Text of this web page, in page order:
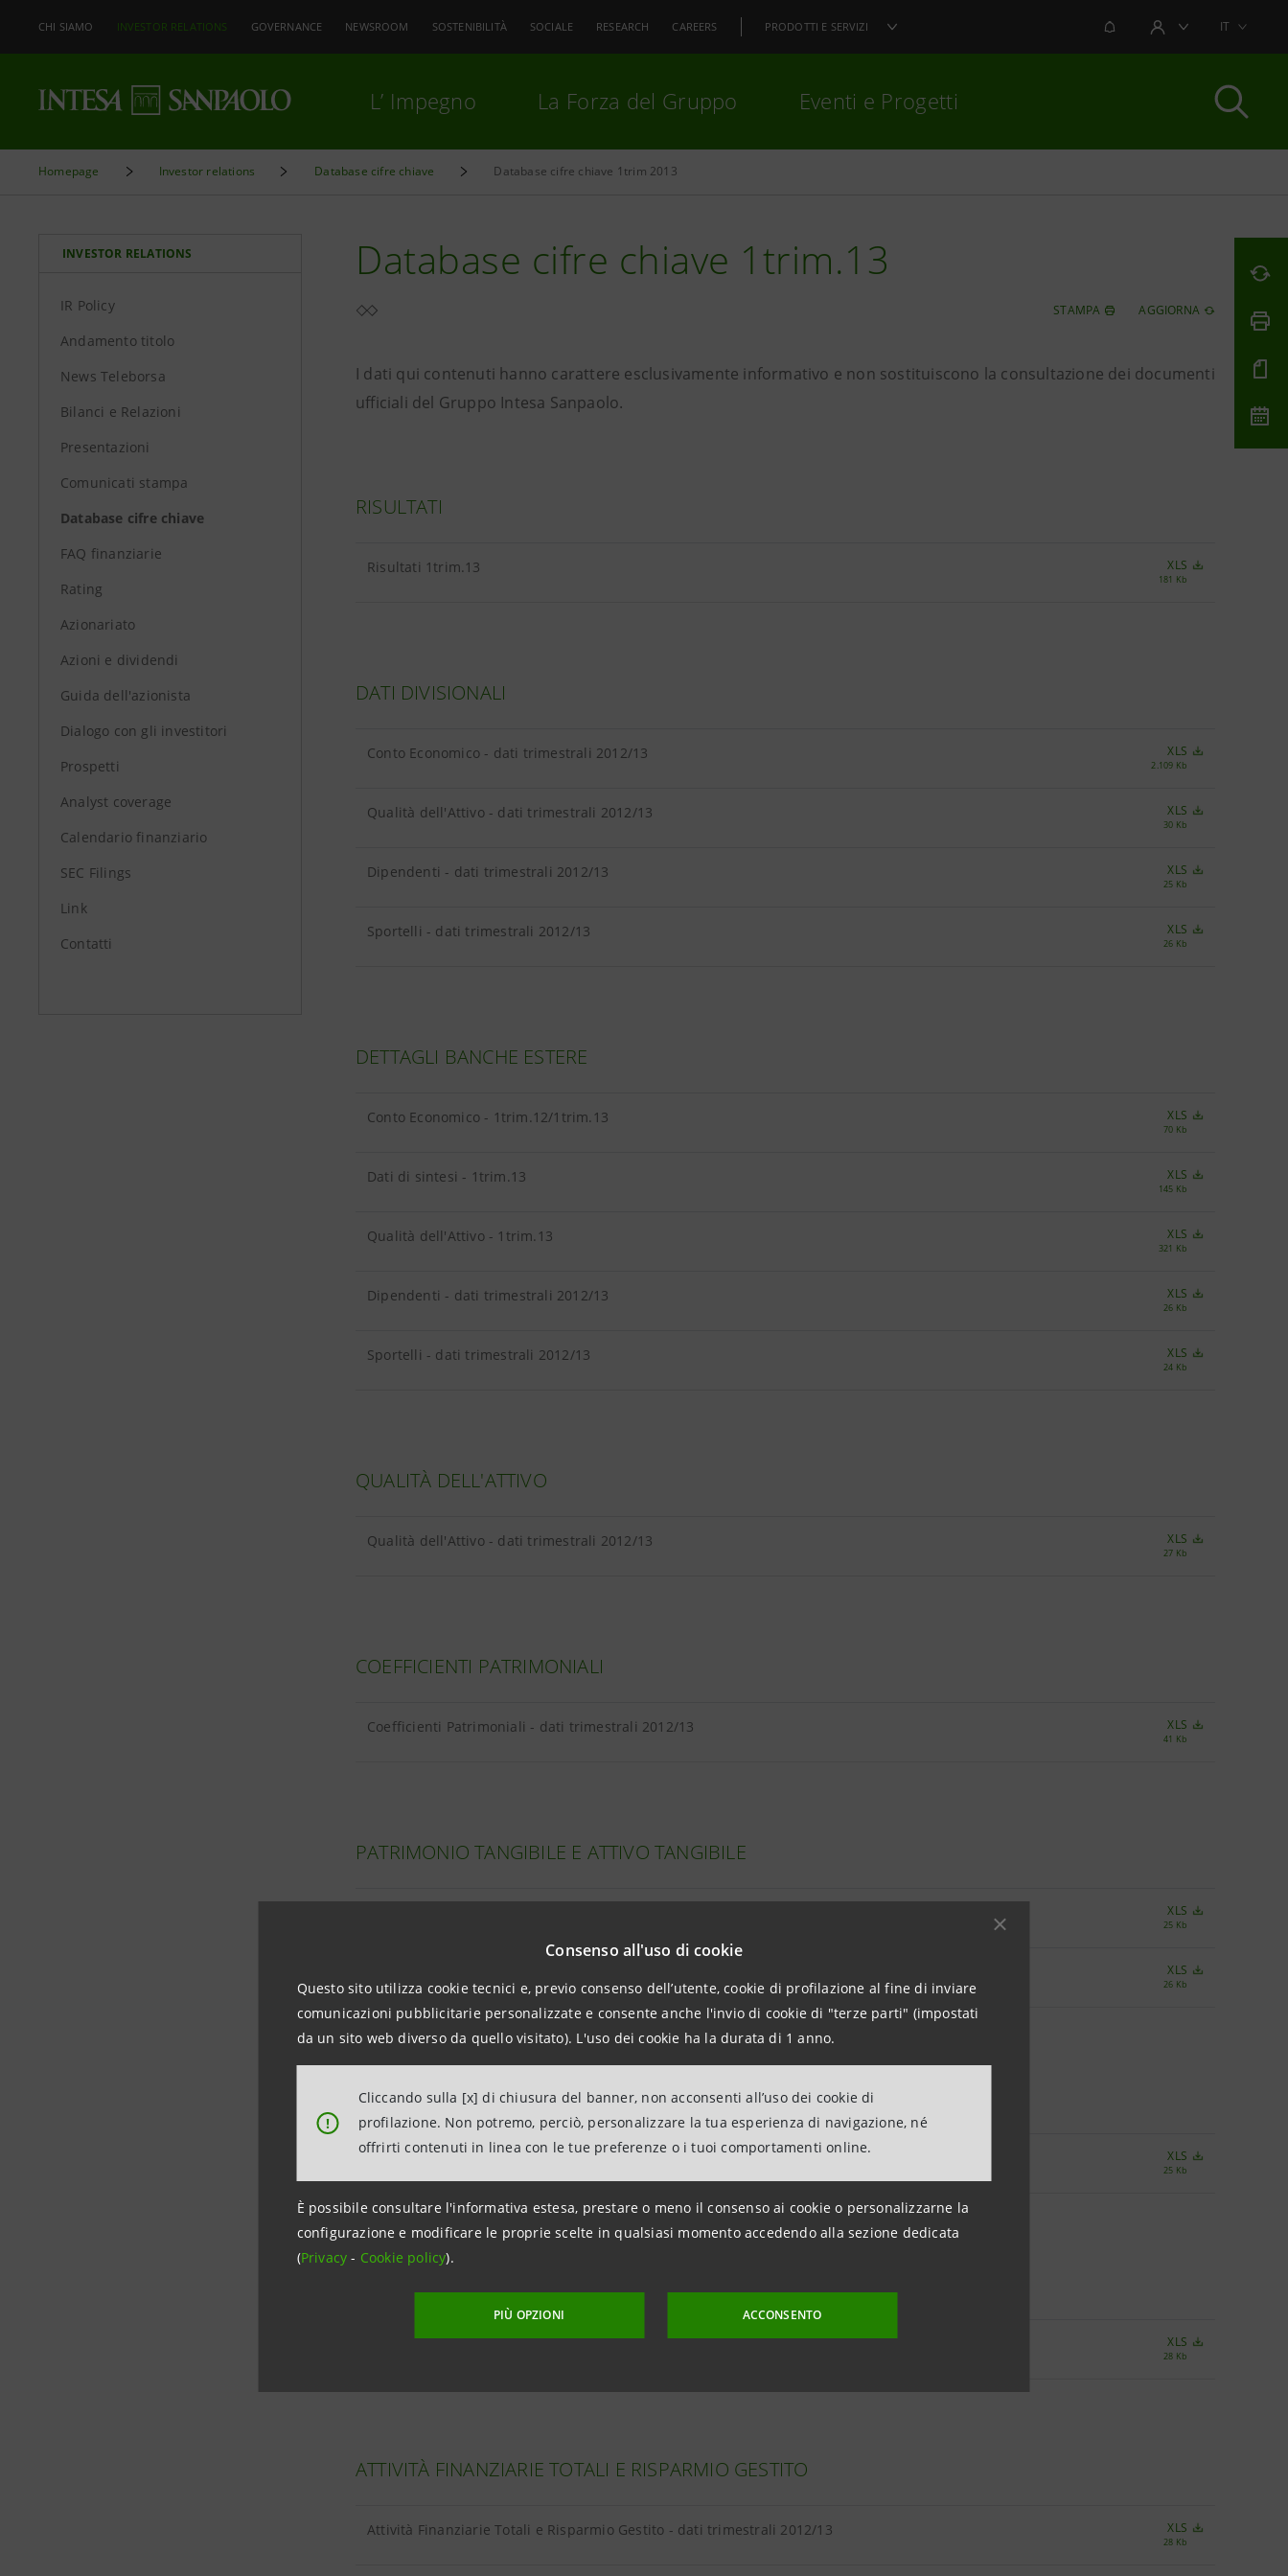
Consenso all'uso di cookie
Questo sito utilizza cookie tecnici e, previo consenso dell’utente, cookie di profilazione al fine di inviare
comunicazioni pubblicitarie personalizzate e consente anche l'invio di cookie di "terze parti" (impostati
da un sito web diverso da quello visitato). L'uso dei cookie ha la durata di 1 anno.
!
Cliccando sulla [x] di chiusura del banner, non acconsenti all’uso dei cookie di
profilazione. Non potremo, perciò, personalizzare la tua esperienza di navigazione, né
offrirti contenuti in linea con le tue preferenze o i tuoi comportamenti online.
È possibile consultare l'informativa estesa, prestare o meno il consenso ai cookie o personalizzarne la
configurazione e modificare le proprie scelte in qualsiasi momento accedendo alla sezione dedicata
(Privacy- Cookie policy).
PIÙ OPZIONI ACCONSENTO
CHI SIAMO INVESTOR RELATIONS GOVERNANCE NEWSROOM SOSTENIBILITÀ SOCIALE RESEARCH CAREERS PRODOTTI E SERVIZI NOTIFICHEAREA UTENTEIT
L’ Impegno La Forza del Gruppo Eventi e Progetti
Homepage Investor relations Database cifre chiave Database cifre chiave 1trim 2013
INVESTOR RELATIONS
IR Policy
Andamento titolo
News Teleborsa
Bilanci e Relazioni
Presentazioni
Comunicati stampa
Database cifre chiave
FAQ finanziarie
Rating
Azionariato
Azioni e dividendi
Guida dell'azionista
Dialogo con gli investitori
Prospetti
Analyst coverage
Calendario finanziario
SEC Filings
Link
Contatti
Database cifre chiave 1trim.13
STAMPA AGGIORNA
I dati qui contenuti hanno carattere esclusivamente informativo e non sostituiscono la consultazione dei documenti
ufficiali del Gruppo Intesa Sanpaolo.
RISULTATI
Risultati 1trim.13 XLS
181 Kb
DATI DIVISIONALI
Conto Economico - dati trimestrali 2012/13 XLS
2.109 Kb
Qualità dell'Attivo - dati trimestrali 2012/13 XLS
30 Kb
Dipendenti - dati trimestrali 2012/13 XLS
25 Kb
Sportelli - dati trimestrali 2012/13 XLS
26 Kb
DETTAGLI BANCHE ESTERE
Conto Economico - 1trim.12/1trim.13 XLS
70 Kb
Dati di sintesi - 1trim.13 XLS
145 Kb
Qualità dell'Attivo - 1trim.13 XLS
321 Kb
Dipendenti - dati trimestrali 2012/13 XLS
26 Kb
Sportelli - dati trimestrali 2012/13 XLS
24 Kb
QUALITÀ DELL'ATTIVO
Qualità dell'Attivo - dati trimestrali 2012/13 XLS
27 Kb
COEFFICIENTI PATRIMONIALI
Coefficienti Patrimoniali - dati trimestrali 2012/13 XLS
41 Kb
PATRIMONIO TANGIBILE E ATTIVO TANGIBILE
XLS
25 Kb
XLS
26 Kb
IMPIEGHI A CLIENTELA
Impieghi a clientela - dati trimestrali 2012/13 XLS
25 Kb
Raccolta da clientela - dati trimestrali 2012/13 XLS
28 Kb
ATTIVITÀ FINANZIARIE TOTALI E RISPARMIO GESTITO
Attività Finanziarie Totali e Risparmio Gestito - dati trimestrali 2012/13 XLS
28 Kb